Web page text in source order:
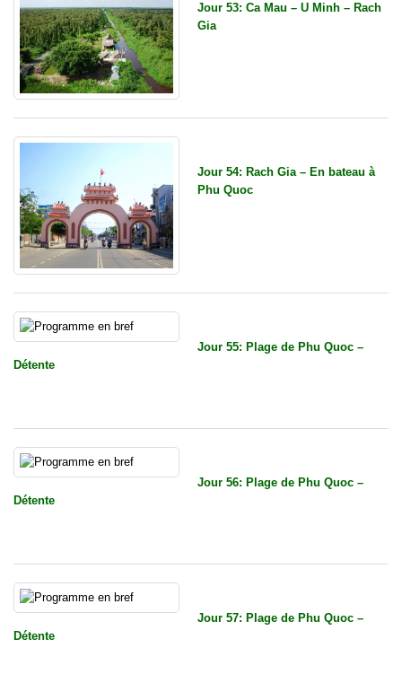
Jour 53: Ca Mau – U Minh – Rach
Gia
Jour 54: Rach Gia – En bateau à
Phu Quoc
Jour 55: Plage de Phu Quoc –
Détente
Jour 56: Plage de Phu Quoc –
Détente
Jour 57: Plage de Phu Quoc –
Détente